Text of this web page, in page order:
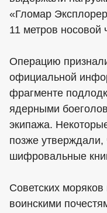
«Гломар
11 метров носовой
Операцию
официальной
фрагменте
ядерными
экипажа.
позже утверждали,
шифровальные
Советских
воинскими